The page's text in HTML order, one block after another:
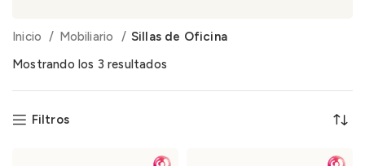
Inicio Mobiliario
Sillas de Oficina
Mostrando los 3 resultados
Filtros